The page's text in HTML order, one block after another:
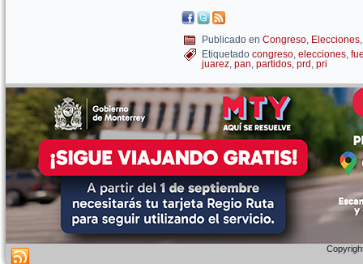
Publicado en Congreso, Elecciones
Etiquetado congreso, elecciones,
juarez, pan, partidos, prd , pri